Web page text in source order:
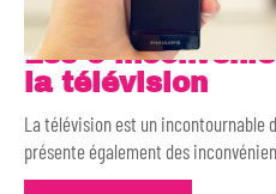
Les 5
la télévision
La télévision est un incontournable
présente également des